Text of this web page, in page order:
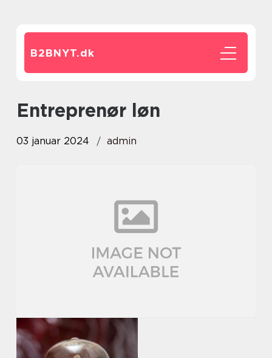
B2BNYT.dk
entreprenør løn
03 januar 2024 admin